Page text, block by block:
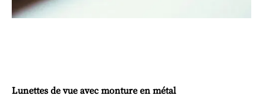
Lunettes de vue avec monture en métal